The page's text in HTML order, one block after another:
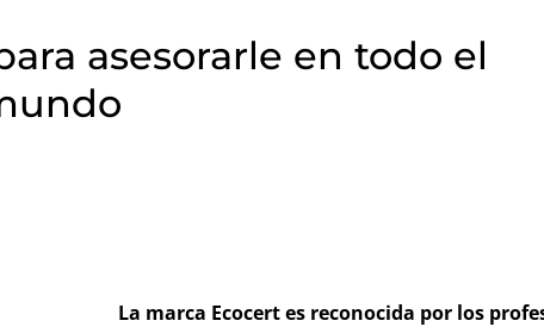
asesorarle en todo el
La marca Ecocert es reconocida por los